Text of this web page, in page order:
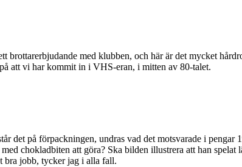
brottarerbjudande med klubben, och här är det mycket
att vi har kommit in i VHS-eran, i mitten av 80-talet.
det på förpackningen, undras vad det motsvarade i
chokladbiten att göra? Ska bilden illustrera att han
bra jobb, tycker jag i alla fall.